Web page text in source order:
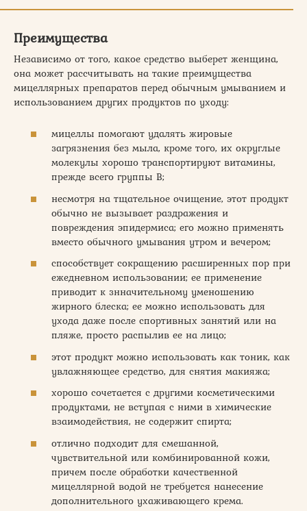
Преимущества
Независимо от того, какое средство выберет женщина,
она может рассчитывать на такие преимущества
мицеллярных препаратов перед обычным умыванием и
использованием других продуктов по уходу:
мицеллы помогают удалять жировые
загрязнения без мыла, кроме того, их округлые
молекулы хорошо транспортируют витамины,
прежде всего группы В;
несмотря на тщательное очищение, этот продукт
обычно не вызывает раздражения и
повреждения эпидермиса; его можно применять
вместо обычного умывания утром и вечером;
способствует сокращению расширенных пор при
ежедневном использовании; ее применение
приводит к знначительному уменошению
жирного блеска; ее можно использовать для
ухода даже после спортивных занятий или на
пляже, просто распылив ее на лицо;
этот продукт можно использовать как тоник, как
увлажняющее средство, для снятия макияжа;
хорошо сочетается с другими косметическими
продуктами, не вступая с ними в химические
взаимодействия, не содержит спирта;
отлично подходит для смешанной,
чувствительной или комбинированной кожи,
причем после обработки качественной
мицеллярной водой не требуется нанесение
дополнительного ухаживающего крема.